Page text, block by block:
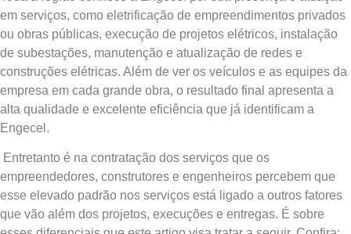
em serviços, como eletrificação de empreendimentos privados
ou obras públicas, execução de projetos elétricos, instalação
de subestações, manutenção e atualização de redes e
construções elétricas. Além de ver os veículos e as equipes da
empresa em cada grande obra, o resultado final apresenta a
alta qualidade e excelente eficiência que já identificam a
Engecel.
Entretanto é na contratação dos serviços que os
empreendedores, construtores e engenheiros percebem que
esse elevado padrão nos serviços está ligado a outros fatores
que vão além dos projetos, execuções e entregas. É sobre